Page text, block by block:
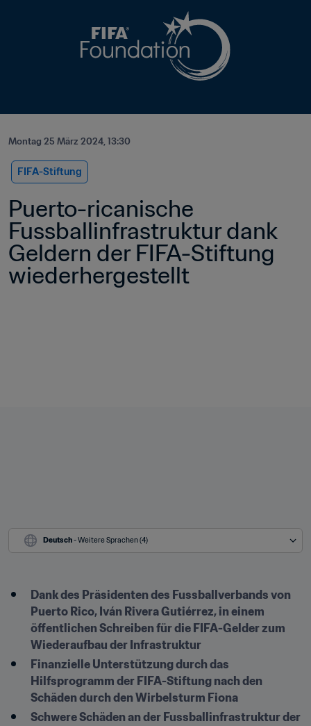
Montag 25 März 2024, 13:30
FIFA-Stiftung
Puerto-ricanische
Fussballinfrastruktur dank
Geldern der FIFA-Stiftung
wiederhergestellt
Deutsch - Weitere Sprachen (4)
Dank des Präsidenten des Fussballverbands von
Puerto Rico, Iván Rivera Gutiérrez, in einem
öffentlichen Schreiben für die FIFA-Gelder zum
Wiederaufbau der Infrastruktur
Finanzielle Unterstützung durch das
Hilfsprogramm der FIFA-Stiftung nach den
Schäden durch den Wirbelsturm Fiona
Schwere Schäden an der Fussballinfrastruktur der